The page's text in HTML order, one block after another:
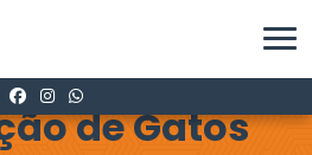
de Gatos